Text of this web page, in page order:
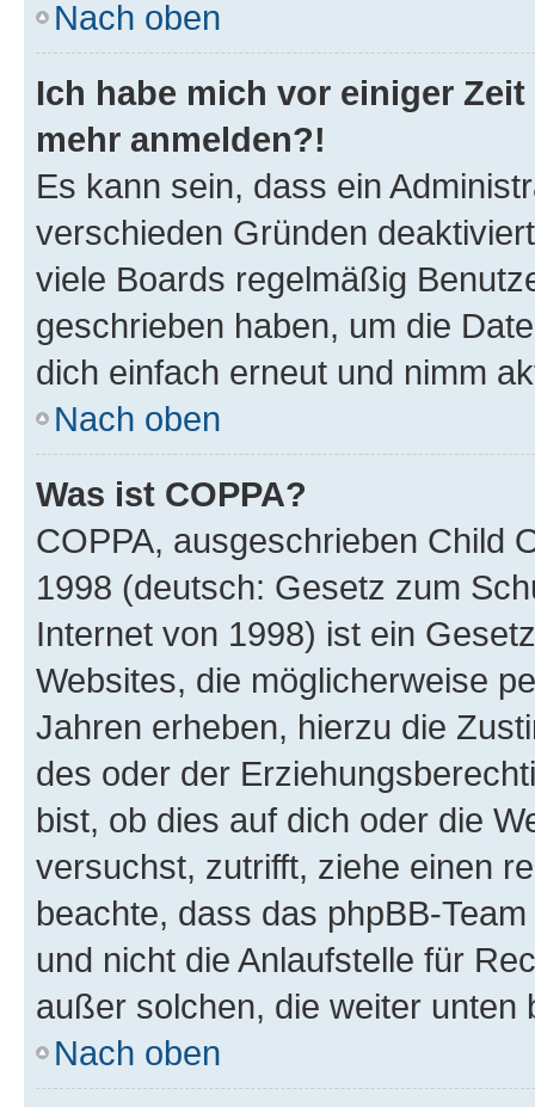
Nach oben
Ich habe mich vor einiger
mehr anmelden?!
Es kann sein, dass ein
verschieden Gründen
viele Boards regelmäßig
geschrieben haben, um die
dich einfach erneut und nimm
Nach oben
Was ist COPPA?
COPPA, ausgeschrieben Child
1998 (deutsch: Gesetz zum
Internet von 1998) ist ein
Websites, die möglicherweise
Jahren erheben, hierzu die
des oder der
bist, ob dies auf dich oder die
versuchst, zutrifft, ziehe einen
beachte, dass das phpBB-
und nicht die Anlaufstelle für
außer solchen, die weiter unten
Nach oben